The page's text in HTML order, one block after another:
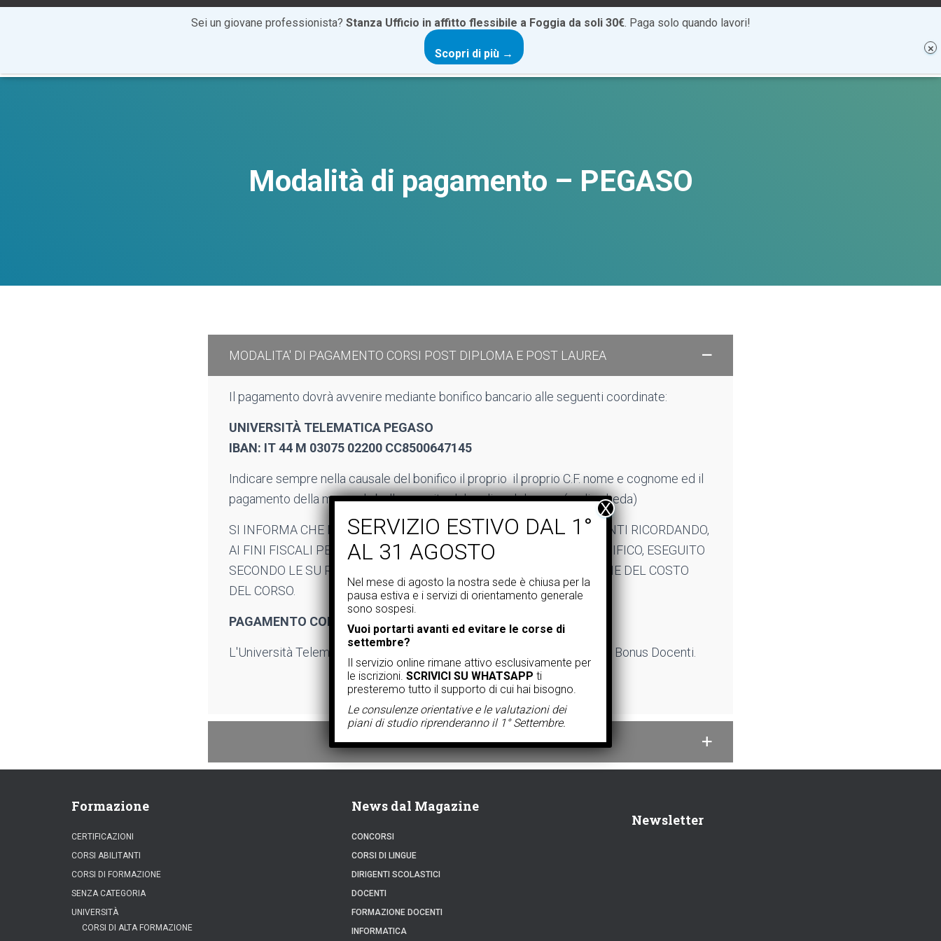
info@cartesiocentrostudi.it
CHI SIAMO CATALOGO FORMATIVO
Modalità di pagamento – PEGASO
MODALITA' DI PAGAMENTO CORSI POST DIPLOMA E POST LAUREA
Il pagamento dovrà avvenire mediante bonifico bancario alle seguenti coordinate:
UNIVERSITÀ TELEMATICA PEGASO
IBAN: IT 44 M 03075 02200 CC8500647145
Indicare sempre nella causale del bonifico il proprio il proprio C.F. nome e cognome ed il
pagamento della marca da bollo, seguito dal codice del corso (vedi scheda)
SI INFORMA CHE NON SARANNO EMESSE QUIETANZE SUI PAGAMENTI RICORDANDO,
AI FINI FISCALI PER LA DETERMINAZIONE DEL REDDITO, CHE IL BONIFICO, ESEGUITO
SECONDO LE SU RIPORTATE ISTRUZIONI, CONSENTE LA DETRAZIONE DEL COSTO
DEL CORSO.
PAGAMENTO CON CARTA DOCENTE
L'Università Telematica Pegaso consente ai propri iscritti di utilizzare il Bonus Docenti.
Formazione
CERTIFICAZIONI
CORSI ABILITANTI
CORSI DI FORMAZIONE
SENZA CATEGORIA
UNIVERSITÀ
CORSI DI ALTA FORMAZIONE
News dal Magazine
CONCORSI
CORSI DI LINGUE
DIRIGENTI SCOLASTICI
DOCENTI
FORMAZIONE DOCENTI
INFORMATICA
Newsletter
Sei un giovane professionista? Stanza Ufficio in affitto flessibile a Foggia da soli 30€. Paga solo quando lavori!
Scopri di più →
Nel mese di agosto la nostra sede è chiusa per la
pausa estiva e i servizi di orientamento generale
sono sospesi.
Vuoi portarti avanti ed evitare le corse di
settembre?
Il servizio online rimane attivo esclusivamente per
le iscrizioni.SCRIVICI SU WHATSAPP ti
presteremo tutto il supporto di cui hai bisogno.
Le consulenze orientative e le valutazioni dei
piani di studio riprenderanno il 1° Settembre.